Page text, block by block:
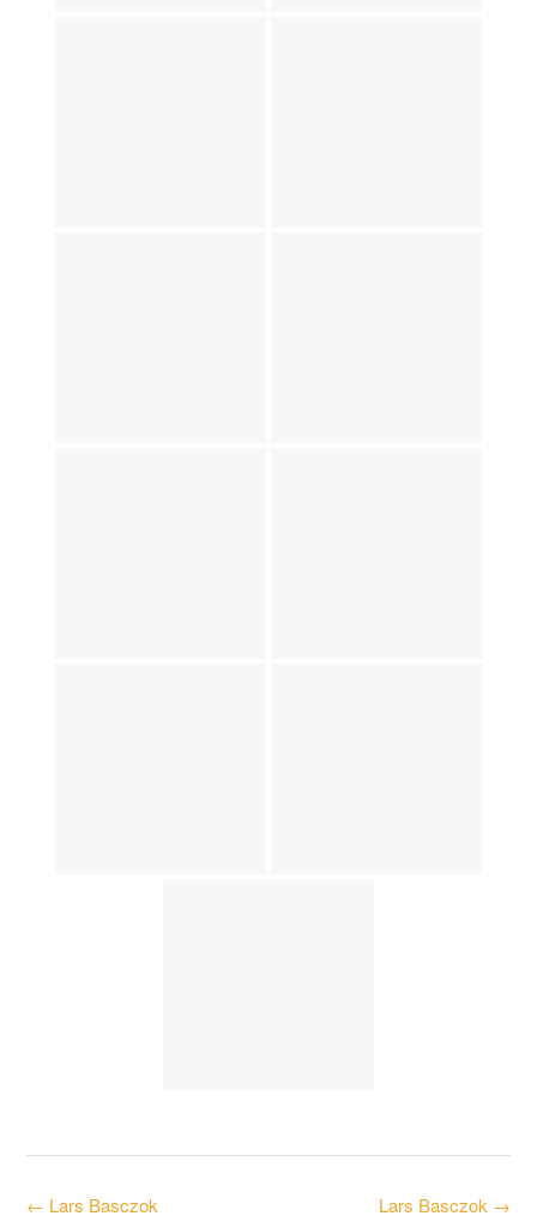
Post Lars Basczok →
← Lars Basczok